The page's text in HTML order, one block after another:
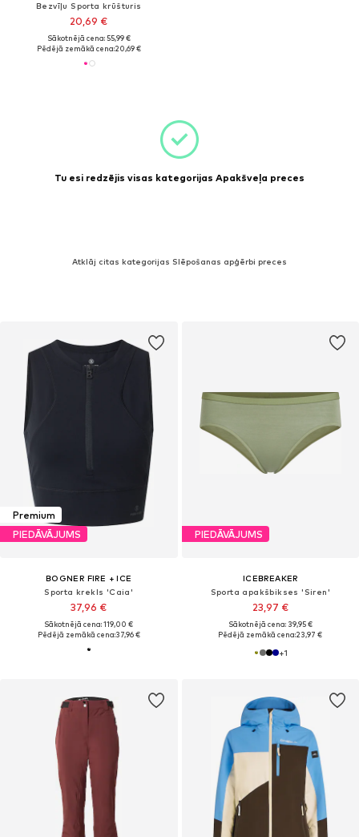
Bezvīļu Sporta krūšturis
20,69 €
Sākotnējā cena: 55,99 €
Pēdējā zemākā cena:20,69 €
Tu esi redzējis visas kategorijas Apakšveļa preces
Atklāj citas kategorijas Slēpošanas apģērbi preces
Premium
PIEDĀVĀJUMS
BOGNER FIRE + ICE
Sporta krekls 'Caia'
37,96 €
Sākotnējā cena: 119,00 €
Pēdējā zemākā cena:37,96 €
PIEDĀVĀJUMS
ICEBREAKER
Sporta apakšbikses 'Siren'
23,97 €
Sākotnējā cena: 39,95 €
Pēdējā zemākā cena:23,97 €
+1